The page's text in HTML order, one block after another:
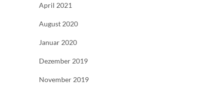
April 2021
August 2020
Januar 2020
Dezember 2019
November 2019